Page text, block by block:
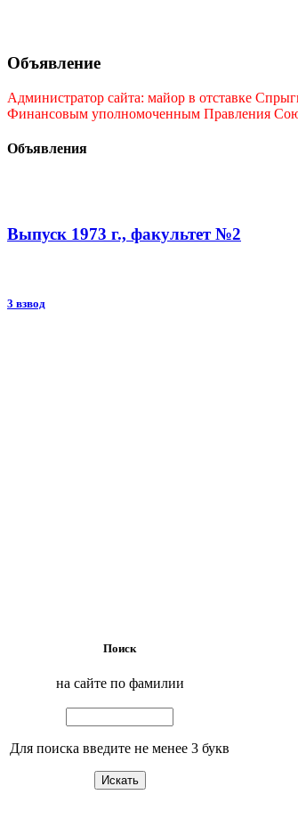
Объявление
Администратор сайта: майор в отставке
Финансовым уполномоченным Правления
Объявления
Выпуск 1973 г., факультет №2
3 взвод
Поиск
на сайте по фамилии
Для поиска введите не менее 3 букв